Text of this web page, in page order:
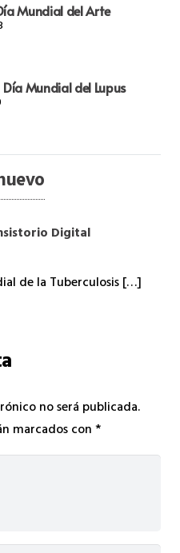
Mundial del Arte
Mundial del Lupus
Digital
de la Tuberculosis […]
no será publicada.
marcados con*